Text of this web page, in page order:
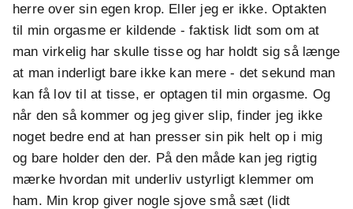
herre over sin egen krop. Eller jeg er ikke. Optakten
til min orgasme er kildende - faktisk lidt som om at
man virkelig har skulle tisse og har holdt sig så længe
at man inderligt bare ikke kan mere - det sekund man
kan få lov til at tisse, er optagen til min orgasme. Og
når den så kommer og jeg giver slip, finder jeg ikke
noget bedre end at han presser sin pik helt op i mig
og bare holder den der. På den måde kan jeg rigtig
mærke hvordan mit underliv ustyrligt klemmer om
ham. Min krop giver nogle sjove små sæt (lidt